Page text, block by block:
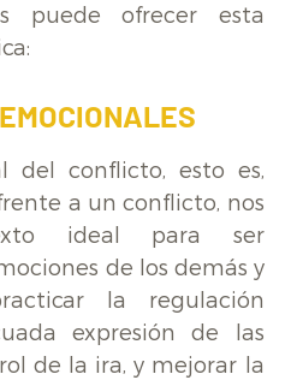
puede ofrecer esta
del conflicto, esto es,
a un conflicto, nos
ideal para ser
de los demás y
la regulación
expresión de las
de la ira, y mejorar la